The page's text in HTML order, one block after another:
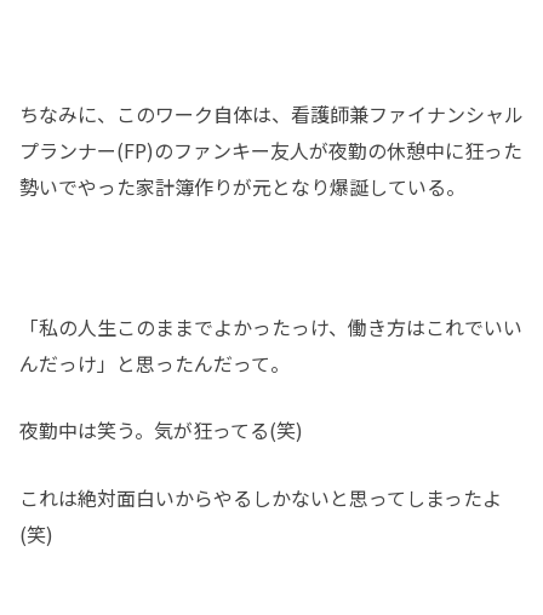
ちなみに、このワーク自体は、看護師兼ファイナンシャル
プランナー(FP)のファンキー友人が夜勤の休憩中に狂った
勢いでやった家計簿作りが元となり爆誕している。
「私の人生このままでよかったっけ、働き方はこれでいい
んだっけ」と思ったんだって。
夜勤中は笑う。気が狂ってる(笑)
これは絶対面白いからやるしかないと思ってしまったよ
(笑)